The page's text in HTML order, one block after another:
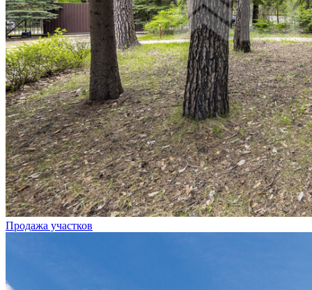
Продажа участков